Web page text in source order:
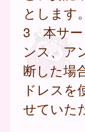
とします。
3 本サー
ンス、ア
断した場
ドレスを
せていた